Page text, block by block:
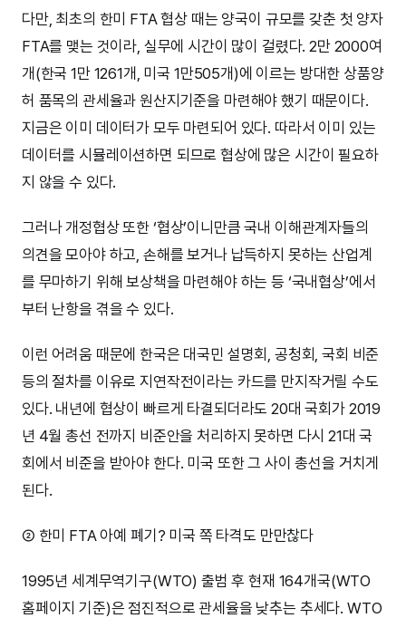
다만, 최초의 한미 FTA 협상 때는 양국이 규모를 갖춘 첫 양자
FTA를 맺는 것이라, 실무에 시간이 많이 걸렸다. 2만 2000여
개(한국 1만 1261개, 미국 1만505개)에 이르는 방대한 상품양
허 품목의 관세율과 원산지기준을 마련해야 했기 때문이다.
지금은 이미 데이터가 모두 마련되어 있다. 따라서 이미 있는
데이터를 시뮬레이션하면 되므로 협상에 많은 시간이 필요하
지 않을 수 있다.
그러나 개정협상 또한 ‘협상’이니만큼 국내 이해관계자들의
의견을 모아야 하고, 손해를 보거나 납득하지 못하는 산업계
를 무마하기 위해 보상책을 마련해야 하는 등 ‘국내협상’에서
부터 난항을 겪을 수 있다.
이런 어려움 때문에 한국은 대국민 설명회, 공청회, 국회 비준
등의 절차를 이유로 지연작전이라는 카드를 만지작거릴 수도
있다. 내년에 협상이 빠르게 타결되더라도 20대 국회가 2019
년 4월 총선 전까지 비준안을 처리하지 못하면 다시 21대 국
회에서 비준을 받아야 한다. 미국 또한 그 사이 총선을 거치게
된다.
② 한미 FTA 아예 폐기? 미국 쪽 타격도 만만찮다
1995년 세계무역기구(WTO) 출범 후 현재 164개국(WTO
홈페이지 기준)은 점진적으로 관세율을 낮추는 추세다. WTO